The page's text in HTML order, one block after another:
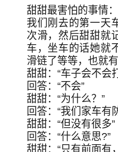
甜甜最害怕的事情
我们刚去的第一天
次滑，然后甜甜就
车，坐车的话她就
滑链了等等，也就
甜甜：“车子会不会
回答：“不会”
甜甜：“为什么？”
回答：“我们家车有
甜甜：“但没有很多”
回答：“什么意思?”
甜甜：“只有前面有